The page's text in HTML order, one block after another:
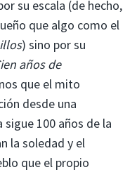
su escala (de hecho,
que algo como el
) sino por su
años de
que el mito
desde una
100 años de la
la soledad y el
que el propio